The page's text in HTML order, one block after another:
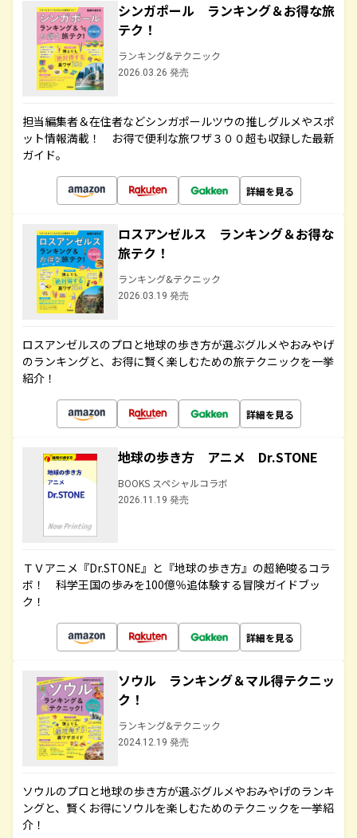
シンガポール ランキング＆お得な旅
テク！
ランキング&テクニック
2026.03.26 発売
担当編集者＆在住者などシンガポールツウの推しグルメやスポ
ット情報満載！ お得で便利な旅ワザ３００超も収録した最新
ガイド。
詳細を見る
ロスアンゼルス ランキング＆お得な
旅テク！
ランキング&テクニック
2026.03.19 発売
ロスアンゼルスのプロと地球の歩き方が選ぶグルメやおみやげ
のランキングと、お得に賢く楽しむための旅テクニックを一挙
紹介！
詳細を見る
地球の歩き方 アニメ Dr.STONE
BOOKS スペシャルコラボ
2026.11.19 発売
ＴＶアニメ『Dr.STONE』と『地球の歩き方』の超絶唆るコラ
ボ！ 科学王国の歩みを100億％追体験する冒険ガイドブッ
ク！
詳細を見る
ソウル ランキング＆マル得テクニッ
ク！
ランキング&テクニック
2024.12.19 発売
ソウルのプロと地球の歩き方が選ぶグルメやおみやげのランキ
ングと、賢くお得にソウルを楽しむためのテクニックを一挙紹
介！